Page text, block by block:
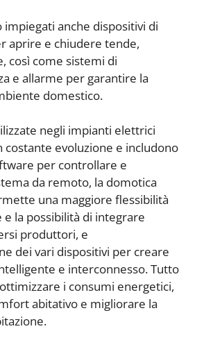
anche dispositivi di
aprire e chiudere tende,
così come sistemi di
e allarme per garantire la
domestico.
negli impianti elettrici
costante evoluzione e includono
per controllare e
da remoto, la domotica
una maggiore flessibilità
e la possibilità di integrare
produttori, e
dei vari dispositivi per creare
e interconnesso. Tutto
i consumi energetici,
abitativo e migliorare la